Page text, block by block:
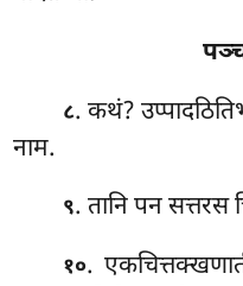
८. कथं?
नाम.
९. तानि पन सत्तरस
१०.